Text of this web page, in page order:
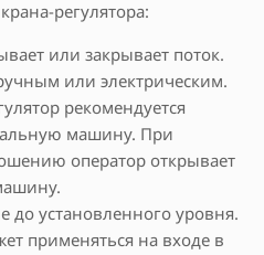
регулятора:
или закрывает поток.
или электрическим.
рекомендуется
машину. При
оператор открывает
установленного уровня.
применяться на входе в